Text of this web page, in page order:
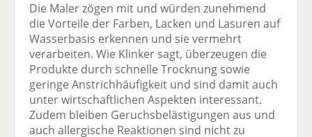
Die Maler zögen mit und würden zunehmend
die Vorteile der Farben, Lacken und Lasuren auf
Wasserbasis erkennen und sie vermehrt
verarbeiten. Wie Klinker sagt, überzeugen die
Produkte durch schnelle Trocknung sowie
geringe Anstrichhäufigkeit und sind damit auch
unter wirtschaftlichen Aspekten interessant.
Zudem bleiben Geruchsbelästigungen aus und
auch allergische Reaktionen sind nicht zu